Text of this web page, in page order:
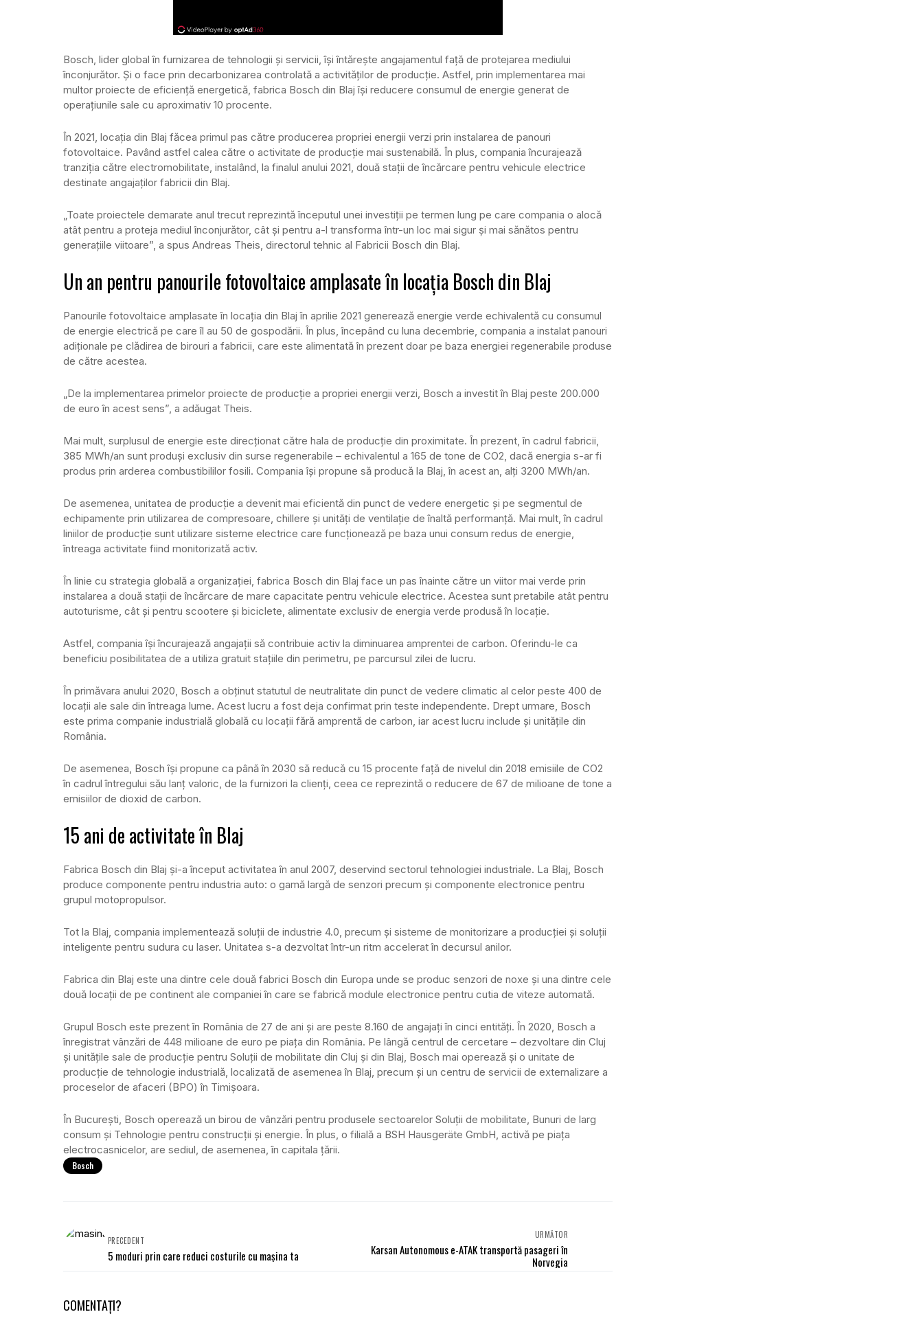
Bosch, lider global în furnizarea de tehnologii şi servicii, își întărește angajamentul față de protejarea mediului
înconjurător. Și o face prin decarbonizarea controlată a activităților de producție. Astfel, prin implementarea mai
multor proiecte de eficiență energetică, fabrica Bosch din Blaj își reducere consumul de energie generat de
operațiunile sale cu aproximativ 10 procente.
În 2021, locația din Blaj făcea primul pas către producerea propriei energii verzi prin instalarea de panouri
fotovoltaice. Pavând astfel calea către o activitate de producție mai sustenabilă. În plus, compania încurajează
tranziția către electromobilitate, instalând, la finalul anului 2021, două stații de încărcare pentru vehicule electrice
destinate angajaților fabricii din Blaj.
„Toate proiectele demarate anul trecut reprezintă începutul unei investiții pe termen lung pe care compania o alocă
atât pentru a proteja mediul înconjurător, cât și pentru a-l transforma într-un loc mai sigur și mai sănătos pentru
generațiile viitoare”, a spus Andreas Theis, directorul tehnic al Fabricii Bosch din Blaj.
Un an pentru panourile fotovoltaice amplasate în locația Bosch din Blaj
Panourile fotovoltaice amplasate în locația din Blaj în aprilie 2021 generează energie verde echivalentă cu consumul
de energie electrică pe care îl au 50 de gospodării. În plus, începând cu luna decembrie, compania a instalat panouri
adiționale pe clădirea de birouri a fabricii, care este alimentată în prezent doar pe baza energiei regenerabile produse
de către acestea.
„De la implementarea primelor proiecte de producție a propriei energii verzi, Bosch a investit în Blaj peste 200.000
de euro în acest sens”, a adăugat Theis.
Mai mult, surplusul de energie este direcționat către hala de producție din proximitate. În prezent, în cadrul fabricii,
385 MWh/an sunt produși exclusiv din surse regenerabile – echivalentul a 165 de tone de CO2, dacă energia s-ar fi
produs prin arderea combustibililor fosili. Compania își propune să producă la Blaj, în acest an, alți 3200 MWh/an.
De asemenea, unitatea de producție a devenit mai eficientă din punct de vedere energetic și pe segmentul de
echipamente prin utilizarea de compresoare, chillere și unități de ventilație de înaltă performanță. Mai mult, în cadrul
liniilor de producție sunt utilizare sisteme electrice care funcționează pe baza unui consum redus de energie,
întreaga activitate fiind monitorizată activ.
În linie cu strategia globală a organizației, fabrica Bosch din Blaj face un pas înainte către un viitor mai verde prin
instalarea a două stații de încărcare de mare capacitate pentru vehicule electrice. Acestea sunt pretabile atât pentru
autoturisme, cât și pentru scootere și biciclete, alimentate exclusiv de energia verde produsă în locație.
Astfel, compania își încurajează angajații să contribuie activ la diminuarea amprentei de carbon. Oferindu-le ca
beneficiu posibilitatea de a utiliza gratuit stațiile din perimetru, pe parcursul zilei de lucru.
În primăvara anului 2020, Bosch a obținut statutul de neutralitate din punct de vedere climatic al celor peste 400 de
locații ale sale din întreaga lume. Acest lucru a fost deja confirmat prin teste independente. Drept urmare, Bosch
este prima companie industrială globală cu locații fără amprentă de carbon, iar acest lucru include și unitățile din
România.
De asemenea, Bosch își propune ca până în 2030 să reducă cu 15 procente față de nivelul din 2018 emisiile de CO2
în cadrul întregului său lanț valoric, de la furnizori la clienți, ceea ce reprezintă o reducere de 67 de milioane de tone a
emisiilor de dioxid de carbon.
15 ani de activitate în Blaj
Fabrica Bosch din Blaj și-a început activitatea în anul 2007, deservind sectorul tehnologiei industriale. La Blaj, Bosch
produce componente pentru industria auto: o gamă largă de senzori precum și componente electronice pentru
grupul motopropulsor.
Tot la Blaj, compania implementează soluții de industrie 4.0, precum și sisteme de monitorizare a producției și soluții
inteligente pentru sudura cu laser. Unitatea s-a dezvoltat într-un ritm accelerat în decursul anilor.
Fabrica din Blaj este una dintre cele două fabrici Bosch din Europa unde se produc senzori de noxe și una dintre cele
două locații de pe continent ale companiei în care se fabrică module electronice pentru cutia de viteze automată.
Grupul Bosch este prezent în România de 27 de ani și are peste 8.160 de angajați în cinci entităţi. În 2020, Bosch a
înregistrat vânzări de 448 milioane de euro pe piața din România. Pe lângă centrul de cercetare – dezvoltare din Cluj
şi unităţile sale de producţie pentru Soluţii de mobilitate din Cluj şi din Blaj, Bosch mai operează şi o unitate de
producţie de tehnologie industrială, localizată de asemenea în Blaj, precum şi un centru de servicii de externalizare a
proceselor de afaceri (BPO) în Timişoara.
În Bucureşti, Bosch operează un birou de vânzări pentru produsele sectoarelor Soluţii de mobilitate, Bunuri de larg
consum şi Tehnologie pentru construcţii şi energie. În plus, o filială a BSH Hausgeräte GmbH, activă pe piaţa
electrocasnicelor, are sediul, de asemenea, în capitala ţării.
Bosch
PRECEDENT
5 moduri prin care reduci costurile cu mașina ta
URMĂTOR
Karsan Autonomous e-ATAK transportă pasageri în
Norvegia
COMENTAȚI?